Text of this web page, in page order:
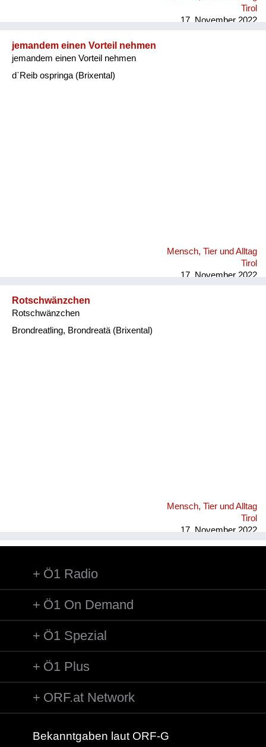
Tirol
17. November 2022
jemandem einen Vorteil nehmen
jemandem einen Vorteil nehmen
d`Reib ospringa (Brixental)
Mensch, Tier und Alltag
Tirol
17. November 2022
Rotschwänzchen
Rotschwänzchen
Brondreatling, Brondreatä (Brixental)
Mensch, Tier und Alltag
Tirol
17. November 2022
Ö1 Radio
Ö1 On Demand
Ö1 Spezial
Ö1 Plus
ORF.at Network
Bekanntgaben laut ORF-G